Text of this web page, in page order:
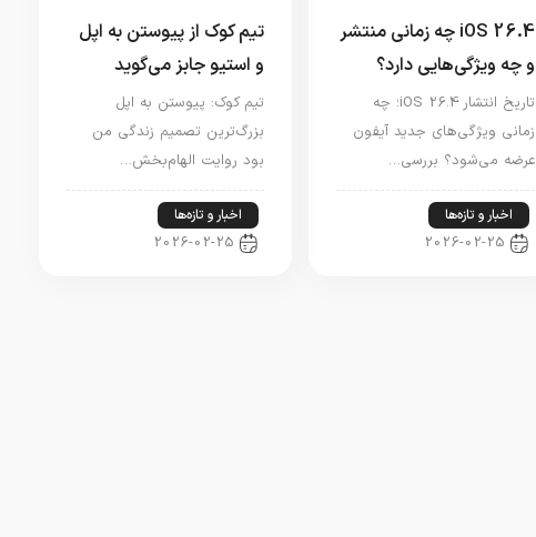
iOS 26.4 چه زمانی منتشر
و چه ویژگی‌هایی دارد؟
تاریخ انتشار iOS 26.4؛ چه
زمانی ویژگی‌های جدید آیفون
عرضه می‌شود؟ بررسی…
اخبار و تازه‌ها
2026-02-25
تیم کوک از پیوستن به اپل
و استیو جابز می‌گوید
تیم کوک: پیوستن به اپل
بزرگ‌ترین تصمیم زندگی من
بود روایت الهام‌بخش…
اخبار و تازه‌ها
2026-02-25